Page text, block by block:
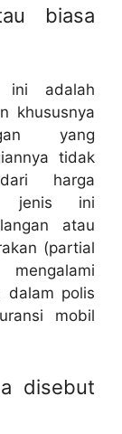
biasa
ini adalah
khususnya
yang
tidak
harga
jenis ini
atau
(partial
dalam polis
mobil
disebut